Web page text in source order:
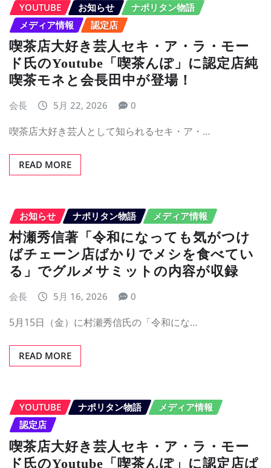
YOUTUBE お知らせ
ナポリタン物語
メディア情報
認定店
喫茶店大好き芸人セキ・ア・ラ・モー
ド氏のYoutube「喫茶んぽ」に認定店純
喫茶モネと会長田中が登場！
会長 5月 22, 2026 0
喫茶店大好き芸人として知られるセキ・ア・…
READ MORE
お知らせ ナポリタン物語 メディア情報
村瀬秀信著「令和になっても気がつけ
ばチェーン店ばかりでメシを食べてい
る」でグルメサミットの内容が収録
会長 5月 16, 2026 0
5月15日（金）に村瀬秀信氏の「令和にな…
READ MORE
YOUTUBE ナポリタン物語
メディア情報
認定店
喫茶店大好き芸人セキ・ア・ラ・モー
ド氏のYoutube「喫茶んぽ」に認定店ぱ